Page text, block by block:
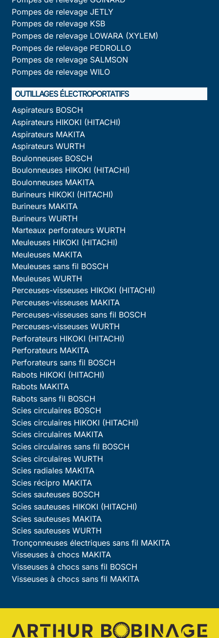
Pompes de relevage JETLY
Pompes de relevage KSB
Pompes de relevage LOWARA (XYLEM)
Pompes de relevage PEDROLLO
Pompes de relevage SALMSON
Pompes de relevage WILO
OUTILLAGES ÉLECTROPORTATIFS
Aspirateurs BOSCH
Aspirateurs HIKOKI (HITACHI)
Aspirateurs MAKITA
Aspirateurs WURTH
Boulonneuses BOSCH
Boulonneuses HIKOKI (HITACHI)
Boulonneuses MAKITA
Burineurs HIKOKI (HITACHI)
Burineurs MAKITA
Burineurs WURTH
Marteaux perforateurs WURTH
Meuleuses HIKOKI (HITACHI)
Meuleuses MAKITA
Meuleuses sans fil BOSCH
Meuleuses WURTH
Perceuses-visseuses HIKOKI (HITACHI)
Perceuses-visseuses MAKITA
Perceuses-visseuses sans fil BOSCH
Perceuses-visseuses WURTH
Perforateurs HIKOKI (HITACHI)
Perforateurs MAKITA
Perforateurs sans fil BOSCH
Rabots HIKOKI (HITACHI)
Rabots MAKITA
Rabots sans fil BOSCH
Scies circulaires BOSCH
Scies circulaires HIKOKI (HITACHI)
Scies circulaires MAKITA
Scies circulaires sans fil BOSCH
Scies circulaires WURTH
Scies radiales MAKITA
Scies récipro MAKITA
Scies sauteuses BOSCH
Scies sauteuses HIKOKI (HITACHI)
Scies sauteuses MAKITA
Scies sauteuses WURTH
Tronçonneuses électriques sans fil MAKITA
Visseuses à chocs MAKITA
Visseuses à chocs sans fil BOSCH
Visseuses à chocs sans fil MAKITA